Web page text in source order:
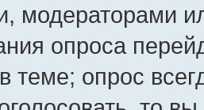
модераторами
опроса
теме; опрос